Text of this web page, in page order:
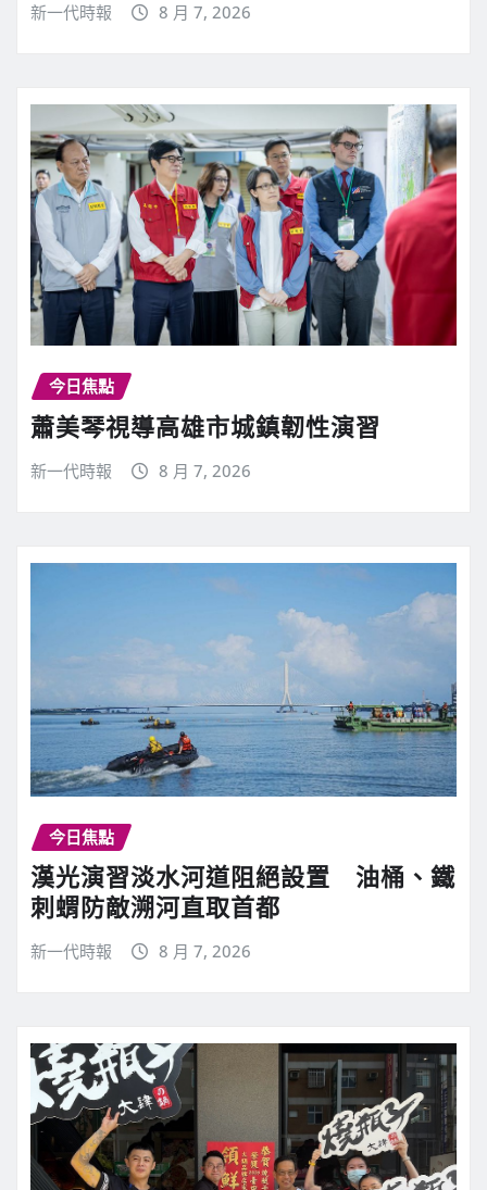
新一代時報 8 月 7, 2026
今日焦點
蕭美琴視導高雄市城鎮韌性演習
新一代時報 8 月 7, 2026
今日焦點
漢光演習淡水河道阻絕設置 油桶、鐵
刺蝟防敵溯河直取首都
新一代時報 8 月 7, 2026